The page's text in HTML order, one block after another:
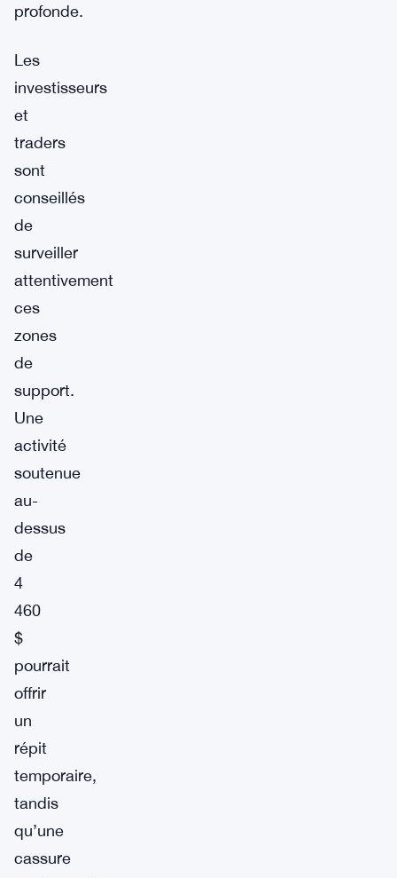
profonde.
Les
investisseurs
et
traders
sont
conseillés
de
surveiller
attentivement
ces
zones
de
support.
Une
activité
soutenue
au-
dessus
de
4
460
$
pourrait
offrir
un
répit
temporaire,
tandis
qu’une
cassure